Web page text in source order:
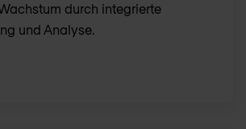
durch integrierte
und Analyse.